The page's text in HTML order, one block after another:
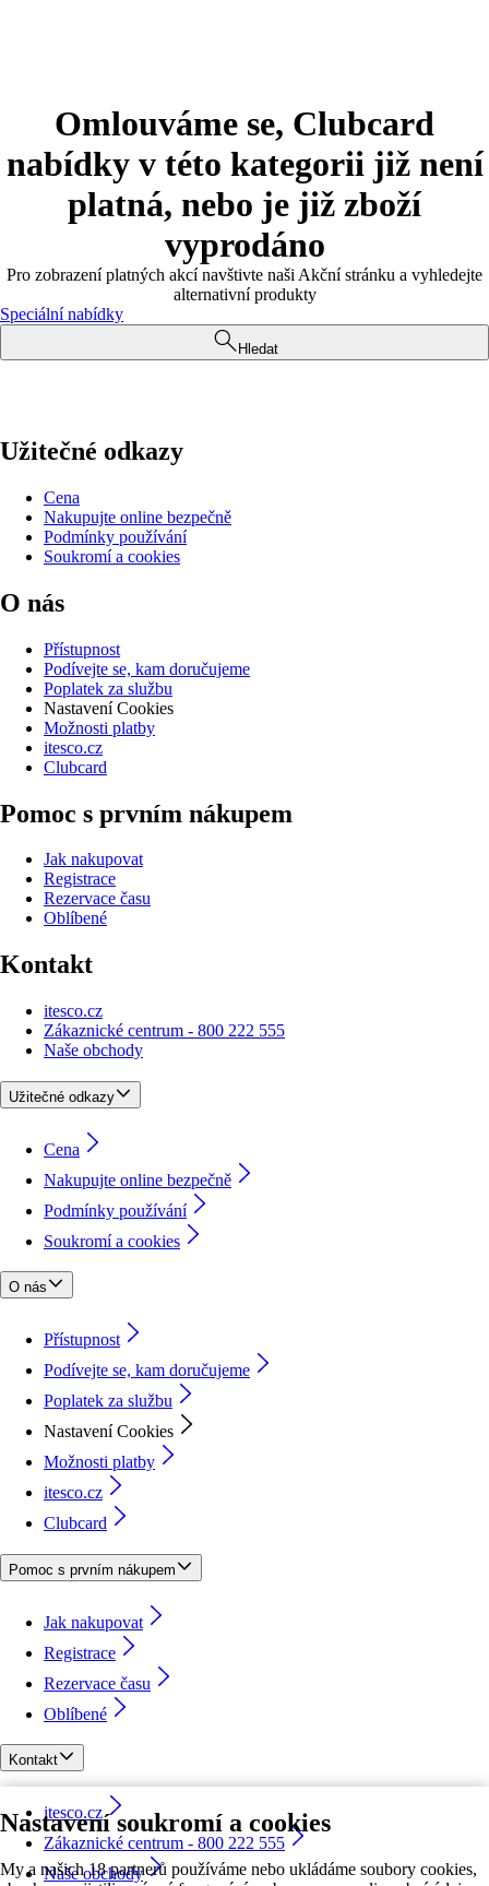
Nastavení soukromí a cookies
My a našich 18 partnerů používáme nebo ukládáme soubory cookies,
Omlouváme se, Clubcard
nabídky v této kategorii již není
platná, nebo je již zboží
vyprodáno
Pro zobrazení platných akcí navštivte naši Akční stránku a vyhledejte
alternativní produkty
Speciální nabídky
Hledat
Užitečné odkazy
Cena
Nakupujte online bezpečně
Podmínky používání
Soukromí a cookies
O nás
Přístupnost
Podívejte se, kam doručujeme
Poplatek za službu
Nastavení Cookies
Možnosti platby
itesco.cz
Clubcard
Pomoc s prvním nákupem
Jak nakupovat
Registrace
Rezervace času
Oblíbené
Kontakt
itesco.cz
Zákaznické centrum - 800 222 555
Naše obchody
Užitečné odkazy
Cena
Nakupujte online bezpečně
Podmínky používání
Soukromí a cookies
O nás
Přístupnost
Podívejte se, kam doručujeme
Poplatek za službu
Nastavení Cookies
Možnosti platby
itesco.cz
Clubcard
Pomoc s prvním nákupem
Jak nakupovat
Registrace
Rezervace času
Oblíbené
Kontakt
itesco.cz
Zákaznické centrum - 800 222 555
Naše obchody